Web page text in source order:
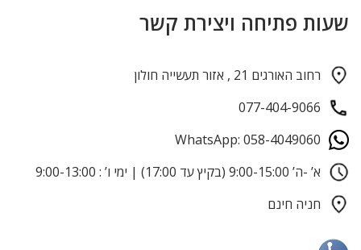
שעות פתיחה ויצירת קשר
רחוב האורגים 21 , אזור תעשייה חולון
077-404-9066
WhatsApp: 058-4049060
א’ -ה’ 9:00-15:00 (בקיץ עד 17:00) | ימי ו’ : 9:00-13:00
חניה חינם